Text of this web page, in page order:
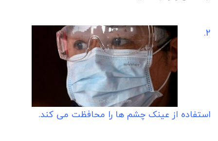
2.
استفاده از عینک چشم ها را محافظت می کند.